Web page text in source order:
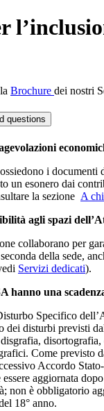
Brochure dei nostri
questions
i
un esonero dai
la sezione A
agli spazi
collaborano per
della sede,
Servizi dedicati).
hanno una
Specifico
dei disturbi previsti
Come previsto
Accordo
aggiornata
non è obbligatorio
18° anno.